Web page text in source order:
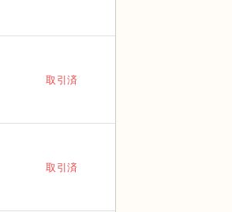
取引済
取引済